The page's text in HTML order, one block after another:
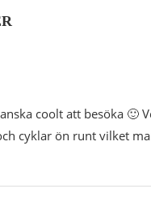
coolt att besöka 🙂
cyklar ön runt vilket